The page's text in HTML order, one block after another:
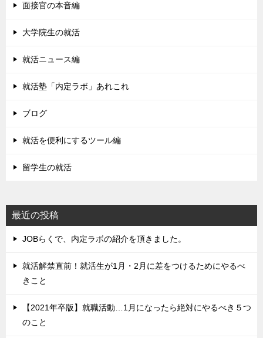
面接官の本音編
大学院生の就活
就活ニュース編
就活塾「内定ラボ」あれこれ
ブログ
就活を便利にするツール編
留学生の就活
最近の投稿
JOBらくで、内定ラボの紹介を頂きました。
就活解禁直前！就活生が1月・2月に差をつけるためにやるべ
きこと
【2021年卒版】就職活動…1月になったら絶対にやるべき５つ
のこと